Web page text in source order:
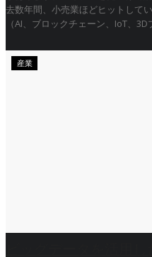
去数年間、小売業ほどヒットして
（AI、ブロックチェーン、IoT、
産業